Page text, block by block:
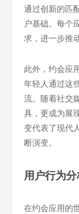
通过创新的匹
户基础。每个
求，进一步推
此外，约会应
年轻人通过这
流。随着社交
具，更成为展
变代表了现代
断演变。
用户行为
在约会应用的